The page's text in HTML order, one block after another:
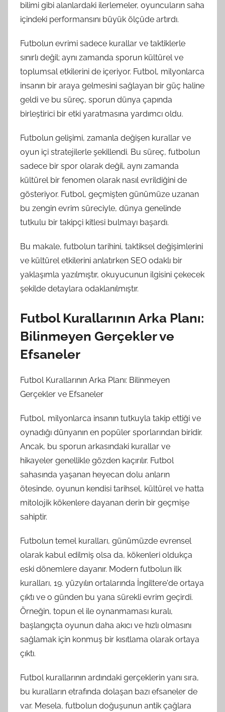
bilimi gibi alanlardaki ilerlemeler, oyuncuların saha
içindeki performansını büyük ölçüde artırdı.
Futbolun evrimi sadece kurallar ve taktiklerle
sınırlı değil; aynı zamanda sporun kültürel ve
toplumsal etkilerini de içeriyor. Futbol, milyonlarca
insanın bir araya gelmesini sağlayan bir güç haline
geldi ve bu süreç, sporun dünya çapında
birleştirici bir etki yaratmasına yardımcı oldu.
Futbolun gelişimi, zamanla değişen kurallar ve
oyun içi stratejilerle şekillendi. Bu süreç, futbolun
sadece bir spor olarak değil, aynı zamanda
kültürel bir fenomen olarak nasıl evrildiğini de
gösteriyor. Futbol, geçmişten günümüze uzanan
bu zengin evrim süreciyle, dünya genelinde
tutkulu bir takipçi kitlesi bulmayı başardı.
Bu makale, futbolun tarihini, taktiksel değişimlerini
ve kültürel etkilerini anlatırken SEO odaklı bir
yaklaşımla yazılmıştır, okuyucunun ilgisini çekecek
şekilde detaylara odaklanılmıştır.
Futbol Kurallarının Arka Planı:
Bilinmeyen Gerçekler ve
Efsaneler
Futbol Kurallarının Arka Planı: Bilinmeyen
Gerçekler ve Efsaneler
Futbol, milyonlarca insanın tutkuyla takip ettiği ve
oynadığı dünyanın en popüler sporlarından biridir.
Ancak, bu sporun arkasındaki kurallar ve
hikayeler genellikle gözden kaçırılır. Futbol
sahasında yaşanan heyecan dolu anların
ötesinde, oyunun kendisi tarihsel, kültürel ve hatta
mitolojik kökenlere dayanan derin bir geçmişe
sahiptir.
Futbolun temel kuralları, günümüzde evrensel
olarak kabul edilmiş olsa da, kökenleri oldukça
eski dönemlere dayanır. Modern futbolun ilk
kuralları, 19. yüzyılın ortalarında İngiltere'de ortaya
çıktı ve o günden bu yana sürekli evrim geçirdi.
Örneğin, topun el ile oynanmaması kuralı,
başlangıçta oyunun daha akıcı ve hızlı olmasını
sağlamak için konmuş bir kısıtlama olarak ortaya
çıktı.
Futbol kurallarının ardındaki gerçeklerin yanı sıra,
bu kuralların etrafında dolaşan bazı efsaneler de
var. Mesela, futbolun doğuşunun antik çağlara